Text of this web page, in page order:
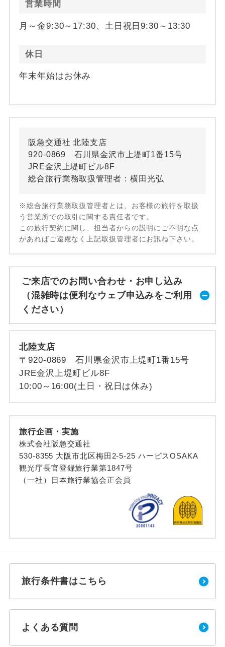
営業時間
月～金9:30～17:30、土日祝日9:30～13:30
休日
年末年始はお休み
阪急交通社 北陸支店
920-0869 石川県金沢市上堤町1番15号
JRE金沢上堤町ビル8F
総合旅行業務取扱管理者：横田光弘
※総合旅行業務取扱管理者とは、お客様の旅行を取扱
う営業所での取引に関する責任者です。
この旅行契約に関し、担当者からの説明にご不明な点
があればご遠慮なく上記取扱管理者にお訊ね下さい。
ご来店でのお問い合わせ・お申し込み
（混雑時は便利なウェブ申込みをご利用
ください）
北陸支店
〒920-0869 石川県金沢市上堤町1番15号
JRE金沢上堤町ビル8F
10:00～16:00(土日・祝日は休み)
旅行企画・実施
株式会社阪急交通社
530-8355 大阪市北区梅田2-5-25 ハービスOSAKA
観光庁長官登録旅行業第1847号
（一社）日本旅行業協会正会員
旅行条件書はこちら
よくある質問